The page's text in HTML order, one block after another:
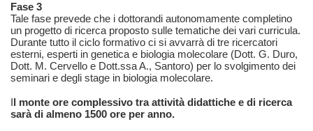
Fase 3
Tale fase prevede che i dottorandi autonomamente completino
un progetto di ricerca proposto sulle tematiche dei vari curricula.
Durante tutto il ciclo formativo ci si avvarrà di tre ricercatori
esterni, esperti in genetica e biologia molecolare (Dott. G. Duro,
Dott. M. Cervello e Dott.ssa A., Santoro) per lo svolgimento dei
seminari e degli stage in biologia molecolare.
Il monte ore complessivo tra attività didattiche e di ricerca
sarà di almeno 1500 ore per anno.